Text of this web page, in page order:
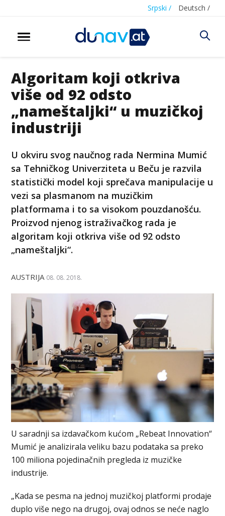
Srpski / Deutsch /
Algoritam koji otkriva
više od 92 odsto
„nameštaljki“ u muzičkoj
industriji
U okviru svog naučnog rada Nermina Mumić
sa Tehničkog Univerziteta u Beču je razvila
statistički model koji sprečava manipulacije u
vezi sa plasmanom na muzičkim
platformama i to sa visokom pouzdanošću.
Proizvod njenog istraživačkog rada je
algoritam koji otkriva više od 92 odsto
„nameštaljki“.
AUSTRIJA 08. 08. 2018.
U saradnji sa izdavačkom kućom „Rebeat Innovation“
Mumić je analizirala veliku bazu podataka sa preko
100 miliona pojedinačnih pregleda iz muzičke
industrije.
„Kada se pesma na jednoj muzičkoj platformi prodaje
duplo više nego na drugoj, ovaj odnos se neće naglo